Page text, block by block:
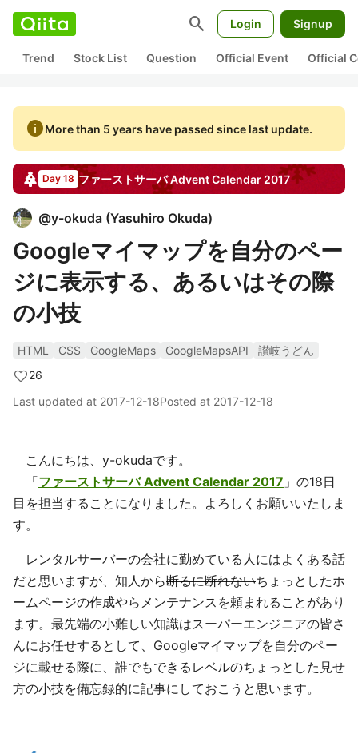
search Login Signup
Trend Stock List Question Official Event Official
infoMore than 5 years have passed since last update.
Day 18 ファーストサーバAdvent Calendar 2017
@y-okuda (Yasuhiro Okuda)
Googleマイマップを自分のペー
ジに表示する、あるいはその際
の小技
HTML CSS GoogleMaps GoogleMapsAPI
讃岐うどん
26
Last updated at 2017-12-18Posted at 2017-12-18
こんにちは、y-okudaです。
「ファーストサーバ Advent Calendar 2017 」の18日
目を担当することになりました。よろしくお願いいたしま
す。
レンタルサーバーの会社に勤めている人にはよくある話
だと思いますが、知人から断るに断れないちょっとしたホ
ームページの作成やらメンテナンスを頼まれることがあり
ます。最先端の小難しい知識はスーパーエンジニアの皆さ
んにお任せするとして、Googleマイマップを自分のペー
ジに載せる際に、誰でもできるレベルのちょっとした見せ
方の小技を備忘録的に記事にしておこうと思います。